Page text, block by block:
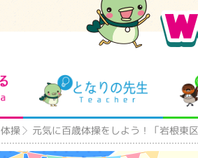
知られざる滋賀 となりの
体操 元気に百歳体操をしよう！「岩根